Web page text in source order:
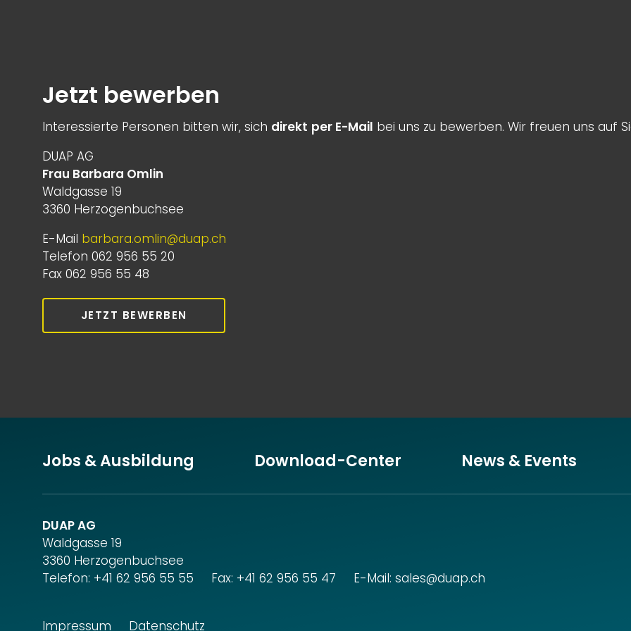
Jetzt bewerben
Interessierte Personen bitten wir, sich direkt per E-Mail bei uns zu bewerben. Wir freuen uns auf
DUAP AG
Frau Barbara Omlin
Waldgasse 19
3360 Herzogenbuchsee
E-Mail barbara.omlin@duap.ch
Telefon 062 956 55 20
Fax 062 956 55 48
JETZT BEWERBEN
Jobs & Ausbildung Download-Center News & Events
DUAP AG
Waldgasse 19
3360 Herzogenbuchsee
Telefon: +41 62 956 55 55 Fax: +41 62 956 55 47 E-Mail: sales@duap.ch
Impressum Datenschutz